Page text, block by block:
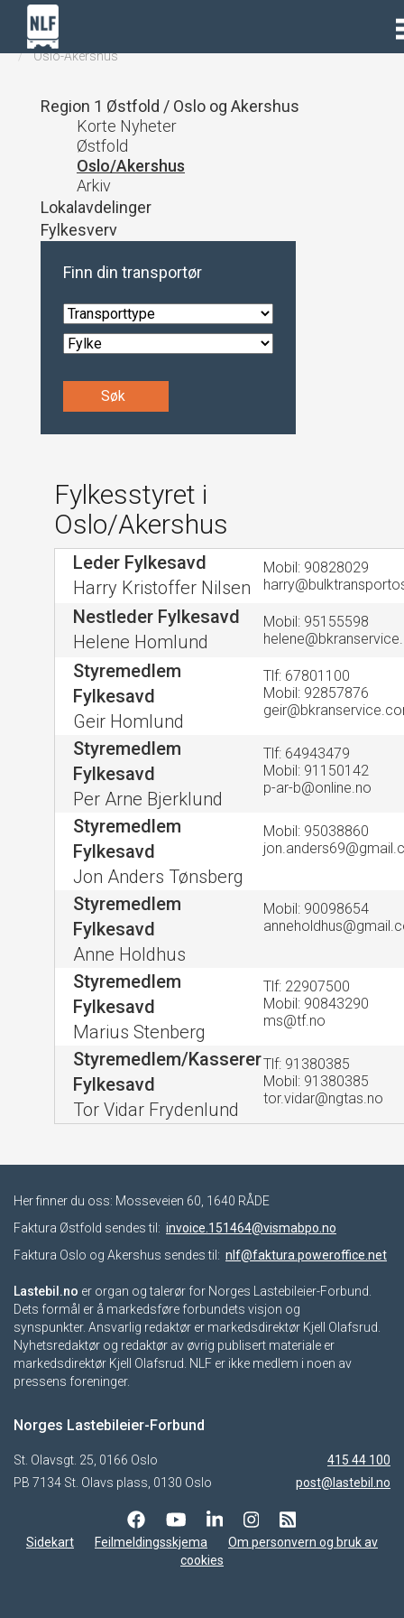
Lastebil.no
Oslo-Akershus
Region 1 Østfold / Oslo og Akershus
Korte Nyheter
Østfold
Oslo/Akershus
Arkiv
Lokalavdelinger
Fylkesverv
Finn din transportør
Søk
Fylkesstyret i
Oslo/Akershus
Leder Fylkesavd
Harry Kristoffer Nilsen
Mobil: 90828029
Nestleder Fylkesavd
Helene Homlund
Mobil: 95155598
Styremedlem
Fylkesavd
Geir Homlund
Tlf: 67801100
Mobil: 92857876
Styremedlem
Fylkesavd
Per Arne Bjerklund
Tlf: 64943479
Mobil: 91150142
p-ar-b@online.no
Styremedlem
Fylkesavd
Jon Anders Tønsberg
Mobil: 95038860
Styremedlem
Fylkesavd
Anne Holdhus
Mobil: 90098654
Styremedlem
Fylkesavd
Marius Stenberg
Tlf: 22907500
Mobil: 90843290
ms@tf.no
Styremedlem/Kasserer
Fylkesavd
Tor Vidar Frydenlund
Tlf: 91380385
Mobil: 91380385
tor.vidar@ngtas.no
Her finner du oss: Mosseveien 60, 1640 RÅDE
Faktura Østfold sendes til: invoice.151464@vismabpo.no
Faktura Oslo og Akershus sendes til: nlf@faktura.poweroffice.net
Lastebil.no er organ og talerør for Norges Lastebileier-Forbund.
Dets formål er å markedsføre forbundets visjon og
synspunkter. Ansvarlig redaktør er markedsdirektør Kjell Olafsrud.
Nyhetsredaktør og redaktør av øvrig publisert materiale er
markedsdirektør Kjell Olafsrud. NLF er ikke medlem i noen av
pressens foreninger.
Norges Lastebileier-Forbund
St. Olavsgt. 25, 0166 Oslo
PB 7134 St. Olavs plass, 0130 Oslo
415 44 100
post@lastebil.no
Sidekart Feilmeldingsskjema
Om personvern og bruk av
cookies